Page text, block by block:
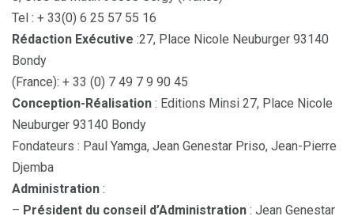
Tel : + 33(0) 6 25 57 55 16
Rédaction Exécutive :27, Place Nicole Neuburger 93140
Bondy
(France): + 33 (0) 7 49 7 9 90 45
Conception-Réalisation : Editions Minsi 27, Place Nicole
Neuburger 93140 Bondy
Fondateurs : Paul Yamga, Jean Genestar Priso, Jean-Pierre
Djemba
Administration :
– Président du conseil d’Administration : Jean Genestar